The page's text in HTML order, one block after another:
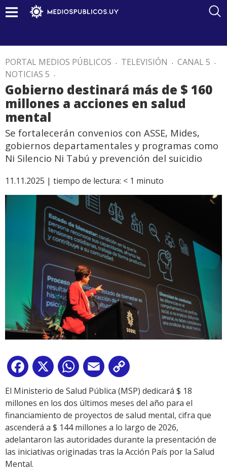
PORTAL MEDIOS PÚBLICOS . TELEVISIÓN . CANAL 5 .
NOTICIAS 5 .
Gobierno destinará más de $ 160
millones a acciones en salud
mental
Se fortalecerán convenios con ASSE, Mides,
gobiernos departamentales y programas como
Ni Silencio Ni Tabú y prevención del suicidio
11.11.2025 | tiempo de lectura: < 1 minuto
Facebook
X WhatsApp
Email
Link
El Ministerio de Salud Pública (MSP) dedicará $ 18
millones en los dos últimos meses del año para el
financiamiento de proyectos de salud mental, cifra que
ascenderá a $ 144 millones a lo largo de 2026,
adelantaron las autoridades durante la presentación de
las iniciativas originadas tras la Acción País por la Salud
Mental.